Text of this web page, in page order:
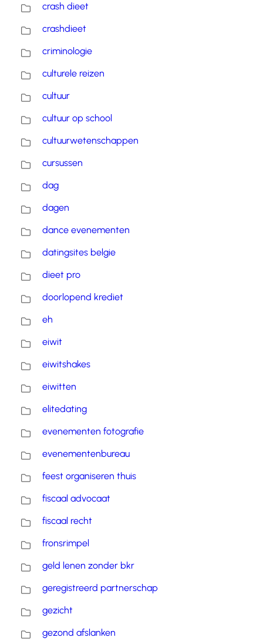
crash dieet
crashdieet
criminologie
culturele reizen
cultuur
cultuur op school
cultuurwetenschappen
cursussen
dag
dagen
dance evenementen
datingsites belgie
dieet pro
doorlopend krediet
eh
eiwit
eiwitshakes
eiwitten
elitedating
evenementen fotografie
evenementenbureau
feest organiseren thuis
fiscaal advocaat
fiscaal recht
fronsrimpel
geld lenen zonder bkr
geregistreerd partnerschap
gezicht
gezond afslanken